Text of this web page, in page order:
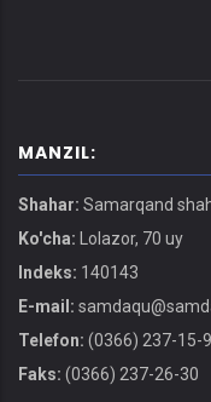
MANZIL:
Shahar: Samarqand
Ko'cha: Lolazor, 70 uy
Indeks: 140143
E-mail:
Telefon: (0366) 237-15-
Faks: (0366) 237-26-30